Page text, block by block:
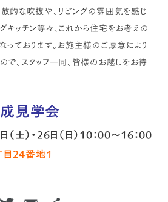
的な吹抜や、リビングの雰囲気を感じ
キッチン等々、これから住宅をお考えの
っております。お施主様のご厚意により
で、スタッフ一同、皆様のお越しをお待
見学会
土）・26日（日）10：00～16：00
24番地1